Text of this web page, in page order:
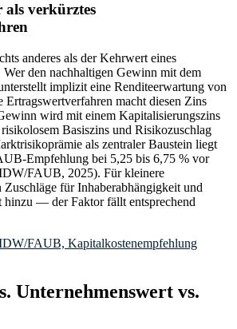
verkürztes
anderes als der Kehrwert eines
den nachhaltigen Gewinn mit dem
implizit eine Renditeerwartung von
Ertragswertverfahren macht diesen Zins
wird mit einem Kapitalisierungszins
Basiszins und Risikozuschlag
als zentraler Baustein liegt
Empfehlung bei 5,25 bis 6,75 % vor
FAUB, 2025). Für kleinere
für Inhaberabhängigkeit und
hinzu — der Faktor fällt entsprechend
FAUB, Kapitalkostenempfehlung
Unternehmenswert vs.